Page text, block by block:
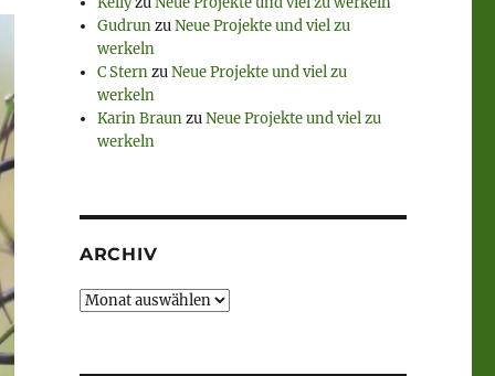
GudrunzuNeue Projekte und viel zu
werkeln
C SternzuNeue Projekte und viel zu
werkeln
Karin BraunzuNeue Projekte und viel zu
werkeln
ARCHIV
Archiv